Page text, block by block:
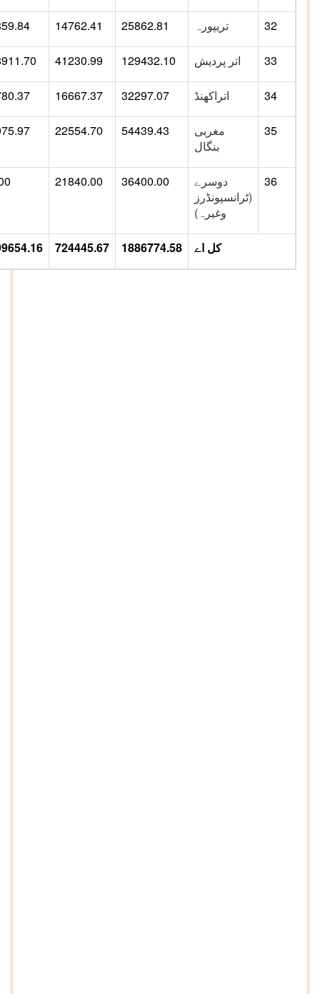
32 تریپورہ 25862.81
14762.41
33 اتر پردیش 129432.10
41230.99
34 اتراکھنڈ 32297.07
16667.37
35
مغربی
بنگال
54439.43
22554.70
36
دوسرے
(ٹرانسپونڈرز
وغیرہ)
36400.00
21840.00
کل اے 1886774.58
724445.67